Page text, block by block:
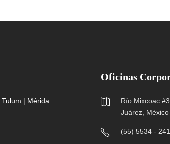
Tulum | Mérida
Oficinas
Río Mixcoac
Juárez,
(55) 5534 -